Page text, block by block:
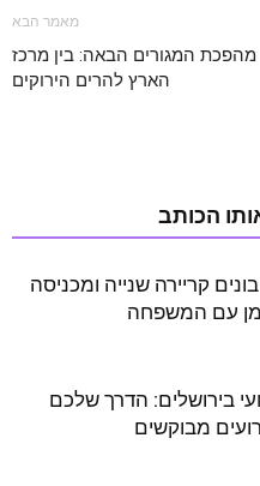
מאמר הבא
מהפכת המגורים הבאה: בין מרכז
הארץ להרים הירוקים
הכותב
קריירה שנייה ומכניסה
עם המשפחה
בירושלים: הדרך שלכם
מבוקשים